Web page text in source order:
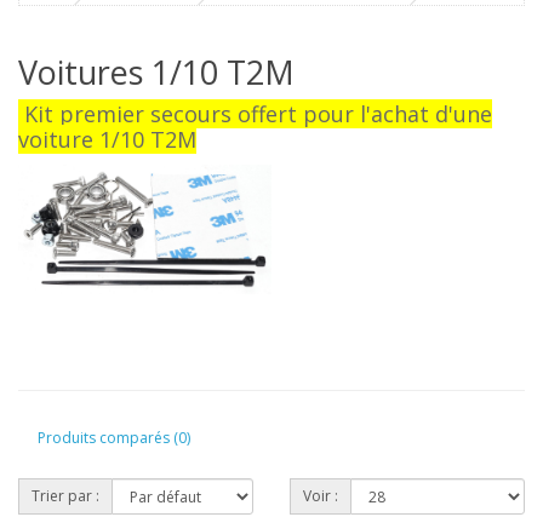
Voitures 1/10 T2M
Kit premier secours offert pour l'achat d'une
voiture 1/10 T2M
Produits comparés (0)
Trier par : Voir :